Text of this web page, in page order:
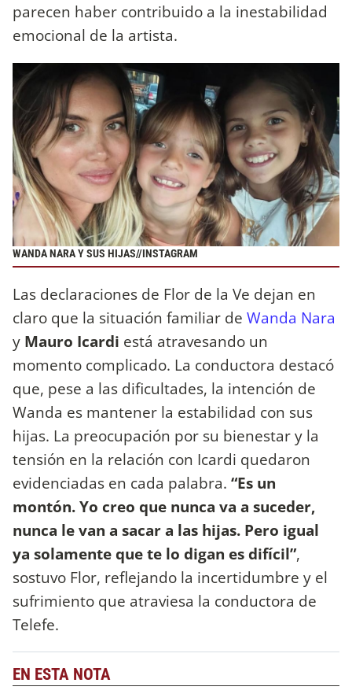
parecen haber contribuido a la inestabilidad
emocional de la artista.
WANDA NARA Y SUS HIJAS//INSTAGRAM
Las declaraciones de Flor de la Ve dejan en
claro que la situación familiar de Wanda Nara
y Mauro Icardi está atravesando un
momento complicado. La conductora destacó
que, pese a las dificultades, la intención de
Wanda es mantener la estabilidad con sus
hijas. La preocupación por su bienestar y la
tensión en la relación con Icardi quedaron
evidenciadas en cada palabra. “Es un
montón. Yo creo que nunca va a suceder,
nunca le van a sacar a las hijas. Pero igual
ya solamente que te lo digan es difícil”,
sostuvo Flor, reflejando la incertidumbre y el
sufrimiento que atraviesa la conductora de
Telefe.
EN ESTA NOTA